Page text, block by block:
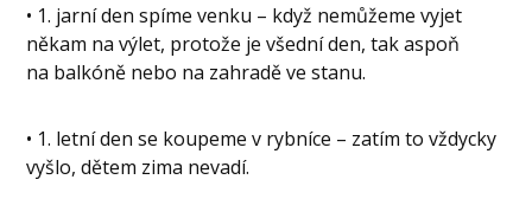
• 1. jarní den spíme venku – když nemůžeme vyjet
někam na výlet, protože je všední den, tak aspoň
na balkóně nebo na zahradě ve stanu.
• 1. letní den se koupeme v rybníce – zatím to vždycky
vyšlo, dětem zima nevadí.